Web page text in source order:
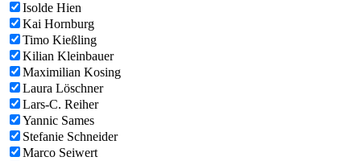
Isolde Hien
Kai Hornburg
Timo Kießling
Kilian Kleinbauer
Maximilian Kosing
Laura Löschner
Lars-C. Reiher
Yannic Sames
Stefanie Schneider
Marco Seiwert